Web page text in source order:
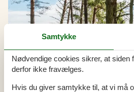
Samtykke
Nødvendige cookies sikrer, at siden
derfor ikke fravælges.
Hvis du giver samtykke til, at vi må